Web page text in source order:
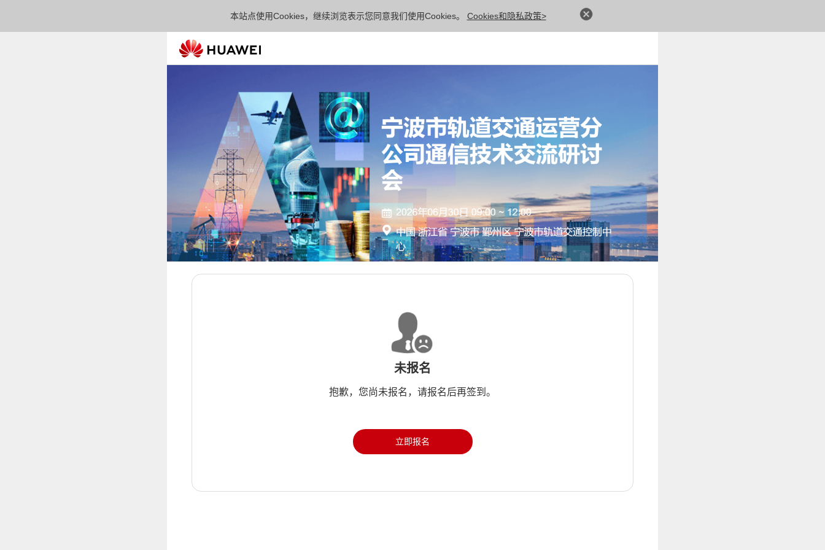
本站点使用Cookies，继续浏览表示您同意我们使用Cookies。 Cookies和隐私政策>
未报名
抱歉，您尚未报名，请报名后再签到。
立即报名